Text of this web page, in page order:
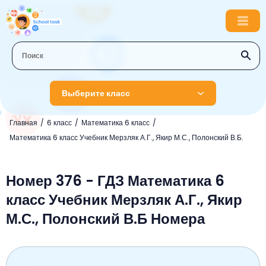
Выберите класс
Главная 6 класс
Математика 6 класс
Математика 6 класс Учебник Мерзляк А.Г., Якир М.С., Полонский В.Б.
1 класс
Русский язык
Литературное чтение
Окружающий мир
Математика
Математика
Английский язык
Информатика
Литературное чтение
3 класс
Музыка
Окружающий мир
4 класс
Номер 376 - ГДЗ Математика 6
класс Учебник Мерзляк А.Г., Якир
М.С., Полонский В.Б Номера